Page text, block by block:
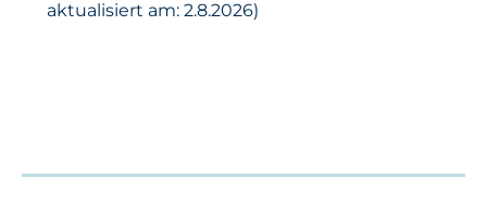
aktualisiert am: 2.8.2026)